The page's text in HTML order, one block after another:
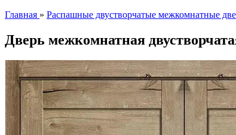
Главная » Распашные двустворчатые межкомнатные
Дверь межкомнатная